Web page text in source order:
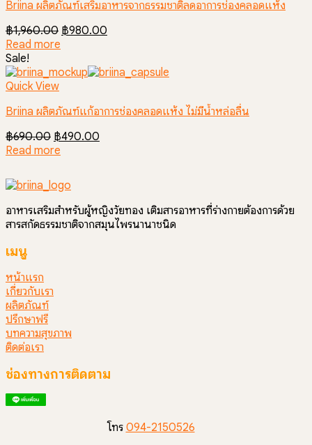
Briina ผลิตภัณฑ์เสริมอาหารจากธรรมชาติลดอาการช่องคลอดแห้ง
฿1,960.00 Original
฿1,960.00.
฿980.00
฿980.00.
Read more
Sale!
Quick View
Briina ผลิตภัณฑ์แก้อาการช่องคลอดแห้ง ไม่มีน้ำหล่อลื่น
฿690.00 Original
price
฿490.00
Read more
อาหารเสริมสำหรับผู้หญิงวัยทอง เติมสารอาหารที่ร่างกายต้องการด้วย
สารสกัดธรรมชาติจากสมุนไพรนานาชนิด
เมนู
หน้าแรก
เกี่ยวกับเรา
ผลิตภัณฑ์
ปรึกษาฟรี
บทความสุขภาพ
ติดต่อเรา
ช่องทางการติดตาม
โทร 094-2150526